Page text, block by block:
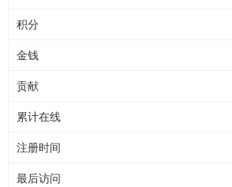
积分
金钱
贡献
累计在线
注册时间
最后访问